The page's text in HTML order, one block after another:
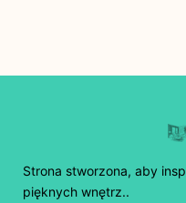
Strona stworzona, aby
pięknych wnętrz..